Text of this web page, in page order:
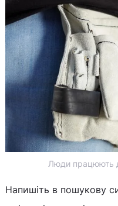
Люди працюють
Напишіть в пошукову